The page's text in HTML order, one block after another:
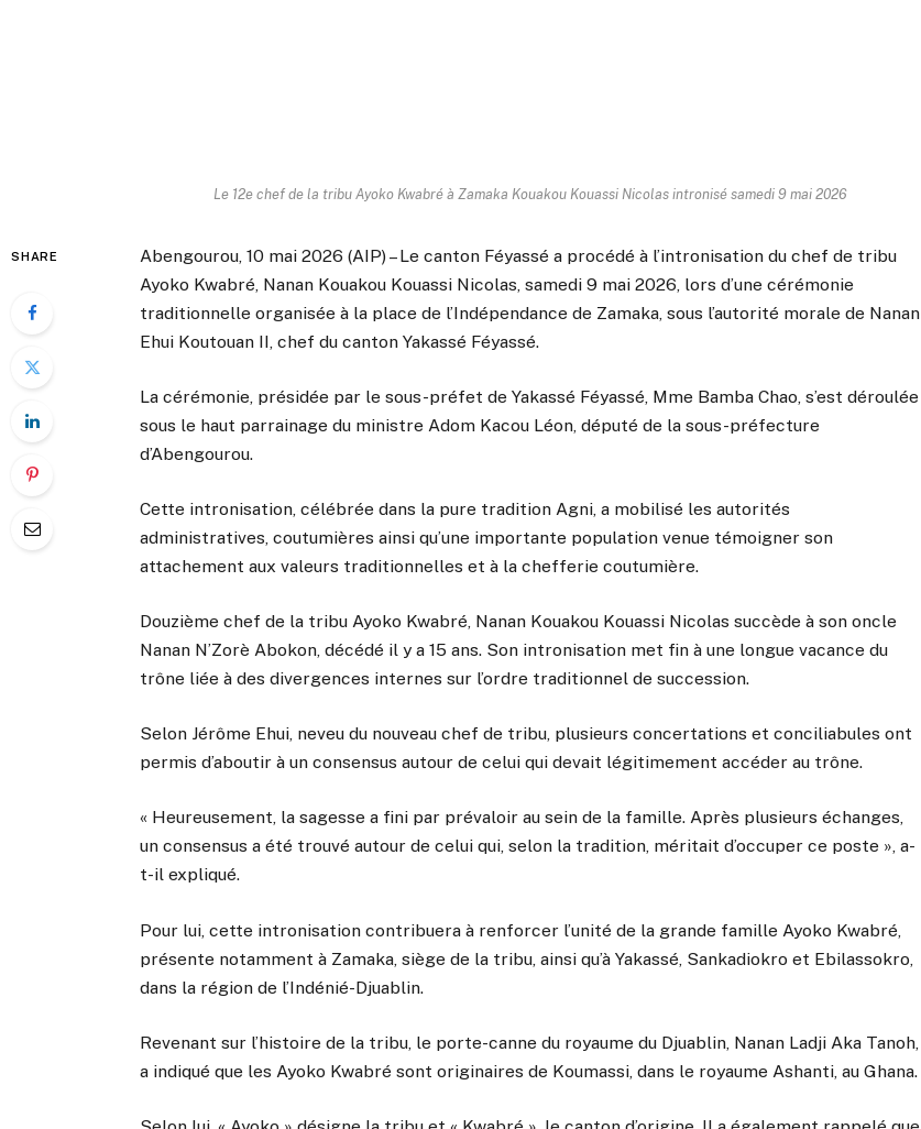
Le 12e chef de la tribu Ayoko Kwabré à Zamaka Kouakou Kouassi Nicolas intronisé samedi 9 mai 2026
SHARE
Abengourou, 10 mai 2026 (AIP) – Le canton Féyassé a procédé à l’intronisation du chef de tribu
Ayoko Kwabré, Nanan Kouakou Kouassi Nicolas, samedi 9 mai 2026, lors d’une cérémonie
traditionnelle organisée à la place de l’Indépendance de Zamaka, sous l’autorité morale de Nanan
Ehui Koutouan II, chef du canton Yakassé Féyassé.
La cérémonie, présidée par le sous-préfet de Yakassé Féyassé, Mme Bamba Chao, s’est déroulée
sous le haut parrainage du ministre Adom Kacou Léon, député de la sous-préfecture
d’Abengourou.
Cette intronisation, célébrée dans la pure tradition Agni, a mobilisé les autorités
administratives, coutumières ainsi qu’une importante population venue témoigner son
attachement aux valeurs traditionnelles et à la chefferie coutumière.
Douzième chef de la tribu Ayoko Kwabré, Nanan Kouakou Kouassi Nicolas succède à son oncle
Nanan N’Zorè Abokon, décédé il y a 15 ans. Son intronisation met fin à une longue vacance du
trône liée à des divergences internes sur l’ordre traditionnel de succession.
Selon Jérôme Ehui, neveu du nouveau chef de tribu, plusieurs concertations et conciliabules ont
permis d’aboutir à un consensus autour de celui qui devait légitimement accéder au trône.
« Heureusement, la sagesse a fini par prévaloir au sein de la famille. Après plusieurs échanges,
un consensus a été trouvé autour de celui qui, selon la tradition, méritait d’occuper ce poste », a-
t-il expliqué.
Pour lui, cette intronisation contribuera à renforcer l’unité de la grande famille Ayoko Kwabré,
présente notamment à Zamaka, siège de la tribu, ainsi qu’à Yakassé, Sankadiokro et Ebilassokro,
dans la région de l’Indénié-Djuablin.
Revenant sur l’histoire de la tribu, le porte-canne du royaume du Djuablin, Nanan Ladji Aka Tanoh,
a indiqué que les Ayoko Kwabré sont originaires de Koumassi, dans le royaume Ashanti, au Ghana.